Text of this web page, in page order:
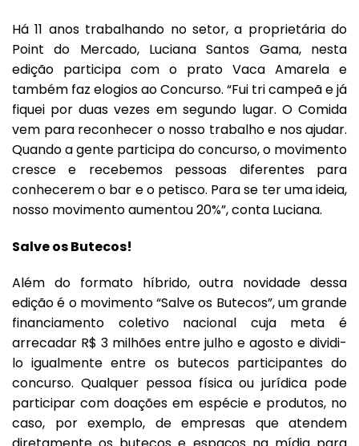
Há 11 anos trabalhando no setor, a proprietária do
Point do Mercado, Luciana Santos Gama, nesta
edição participa com o prato Vaca Amarela e
também faz elogios ao Concurso. “Fui tri campeã e já
fiquei por duas vezes em segundo lugar. O Comida
vem para reconhecer o nosso trabalho e nos ajudar.
Quando a gente participa do concurso, o movimento
cresce e recebemos pessoas diferentes para
conhecerem o bar e o petisco. Para se ter uma ideia,
nosso movimento aumentou 20%”, conta Luciana.
Salve os Butecos!
Além do formato híbrido, outra novidade dessa
edição é o movimento “Salve os Butecos”, um grande
financiamento coletivo nacional cuja meta é
arrecadar R$ 3 milhões entre julho e agosto e dividi-
lo igualmente entre os butecos participantes do
concurso. Qualquer pessoa física ou jurídica pode
participar com doações em espécie e produtos, no
caso, por exemplo, de empresas que atendem